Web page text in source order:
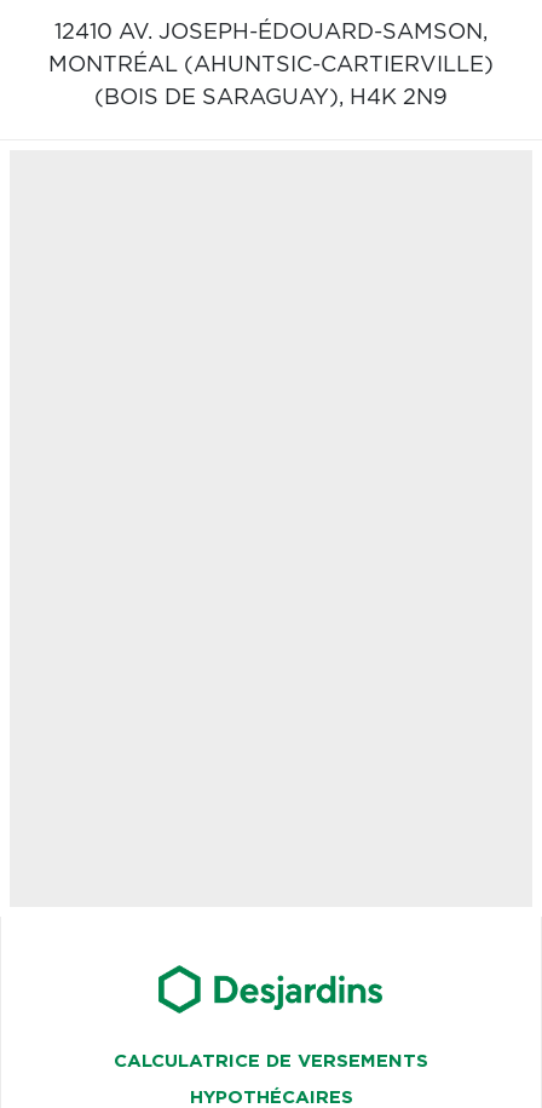
12410 AV. JOSEPH-ÉDOUARD-SAMSON,
MONTRÉAL (AHUNTSIC-CARTIERVILLE)
(BOIS DE SARAGUAY), H4K 2N9
CALCULATRICE DE VERSEMENTS
HYPOTHÉCAIRES